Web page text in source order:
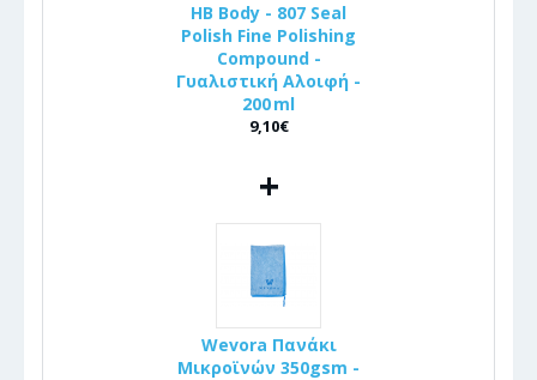
HB Body - 807 Seal
Polish Fine Polishing
Compound -
Γυαλιστική Αλοιφή -
200 ml
9,10€
+
Wevora Πανάκι
Μικροϊνών 350gsm -